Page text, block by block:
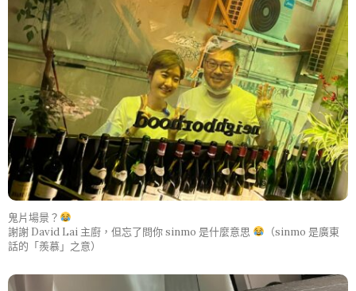
鬼片場景？
謝謝 David Lai 主廚，但忘了問你 sinmo 是什麼意思
（sinmo 是廣東
話的「羨慕」之意）